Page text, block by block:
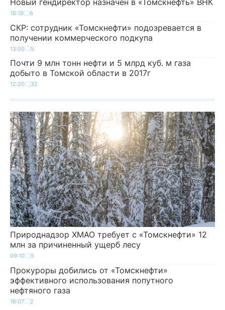
Новый гендиректор назначен в «Томскнефть» ВНК
18:19 6
СКР: сотрудник «Томскнефти» подозревается в
получении коммерческого подкупа
13:00 5
Почти 9 млн тонн нефти и 5 млрд куб. м газа
добыто в Томской области в 2017г
12:20 32
Природнадзор ХМАО требует с «Томскнефти» 12
млн за причиненный ущерб лесу
09:10 5
Прокуроры добились от «Томскнефти»
эффективного использования попутного
нефтяного газа
16:07 2